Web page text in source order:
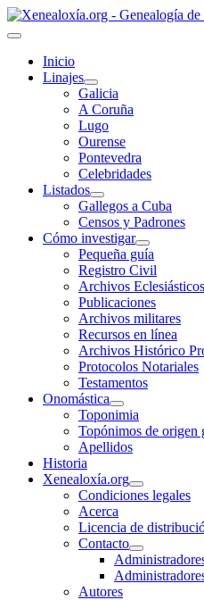
Inicio
Linajes
Galicia
A Coruña
Lugo
Ourense
Pontevedra
Celebridades
Listados
Gallegos a Cuba
Censos y Padrones
Cómo investigar
Pequeña guía
Registro Civil
Archivos Eclesiásticos
Publicaciones
Archivos militares
Recursos en línea
Archivos Histórico
Protocolos Notariales
Testamentos
Onomástica
Toponimia
Topónimos de origen
Apellidos
Historia
Xenealoxía.org
Condiciones legales
Acerca
Licencia de
Contacto
Autores